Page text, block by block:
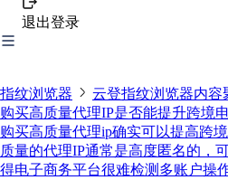
退出登录
指纹浏览器 云登指纹浏览器内容
购买高质量代理IP是否能提升跨境
购买高质量代理ip确实可以提高跨
质量的代理IP通常是高度匿名的，
得电子商务平台很难检测多账户操